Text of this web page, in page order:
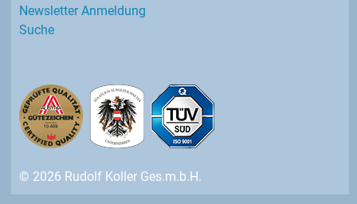
Newsletter Anmeldung
Suche
© 2026 Rudolf Koller Ges.m.b.H.